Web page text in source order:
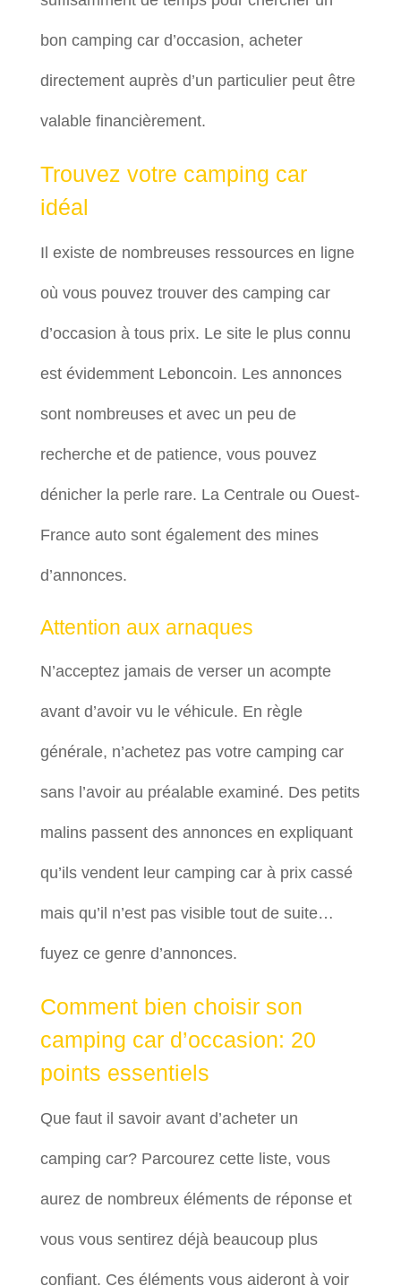
bon camping car d’occasion, acheter
directement auprès d’un particulier peut être
valable financièrement.
Trouvez votre camping car
idéal
Il existe de nombreuses ressources en ligne
où vous pouvez trouver des camping car
d’occasion à tous prix. Le site le plus connu
est évidemment Leboncoin. Les annonces
sont nombreuses et avec un peu de
recherche et de patience, vous pouvez
dénicher la perle rare. La Centrale ou Ouest-
France auto sont également des mines
d’annonces.
Attention aux arnaques
N’acceptez jamais de verser un acompte
avant d’avoir vu le véhicule. En règle
générale, n’achetez pas votre camping car
sans l’avoir au préalable examiné. Des petits
malins passent des annonces en expliquant
qu’ils vendent leur camping car à prix cassé
mais qu’il n’est pas visible tout de suite…
fuyez ce genre d’annonces.
Comment bien choisir son
camping car d’occasion: 20
points essentiels
Que faut il savoir avant d’acheter un
camping car? Parcourez cette liste, vous
aurez de nombreux éléments de réponse et
vous vous sentirez déjà beaucoup plus
confiant. Ces éléments vous aideront à voir